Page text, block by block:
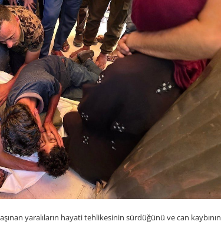
yaralıların hayati tehlikesinin sürdüğünü ve can kaybının